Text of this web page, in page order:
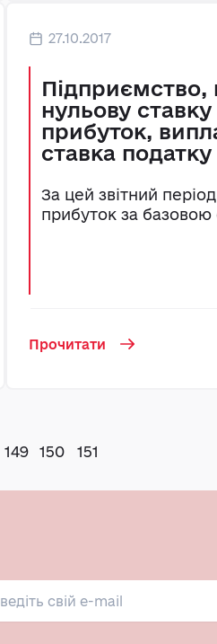
27.10.2017
Підприємство,
нульову
прибуток,
ставка
За цей звітний
прибуток за базовою
Прочитати
149 150 151